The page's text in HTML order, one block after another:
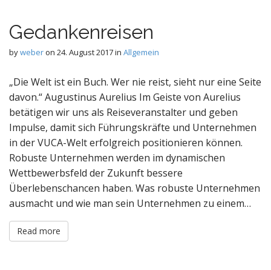
Gedankenreisen
byweberon 24. August 2017in Allgemein
„Die Welt ist ein Buch. Wer nie reist, sieht nur eine Seite
davon.“ Augustinus Aurelius Im Geiste von Aurelius
betätigen wir uns als Reiseveranstalter und geben
Impulse, damit sich Führungskräfte und Unternehmen
in der VUCA-Welt erfolgreich positionieren können.
Robuste Unternehmen werden im dynamischen
Wettbewerbsfeld der Zukunft bessere
Überlebenschancen haben. Was robuste Unternehmen
ausmacht und wie man sein Unternehmen zu einem…
Read more